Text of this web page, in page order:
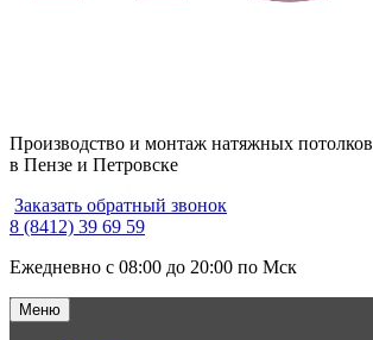
Производство и монтаж натяжных потолков
в Пензе и Петровске
Заказать обратный звонок
8 (8412) 39 69 59
Ежедневно с 08:00 до 20:00 по Мск
Меню